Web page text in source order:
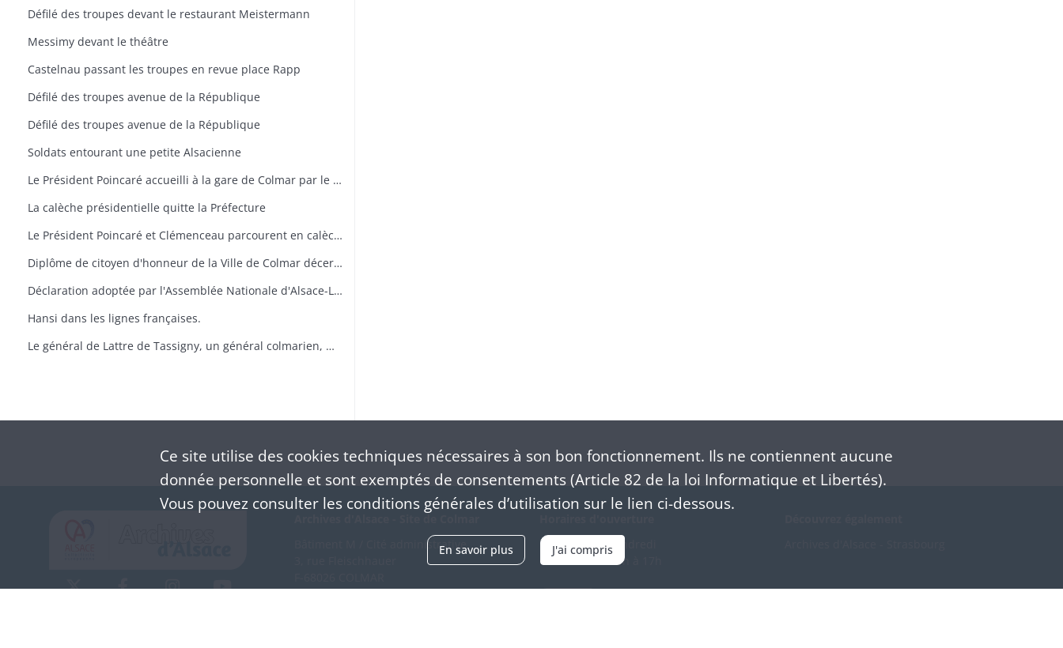
Défilé des troupes devant le restaurant Meistermann
Messimy devant le théâtre
Castelnau passant les troupes en revue place Rapp
Défilé des troupes avenue de la République
Défilé des troupes avenue de la République
Soldats entourant une petite Alsacienne
Le Président Poincaré accueilli à la gare de Colmar par le général de Castelnau et Baer, adjoint au maire
La calèche présidentielle quitte la Préfecture
Le Président Poincaré et Clémenceau parcourent en calèche les rues de Colmar
Diplôme de citoyen d'honneur de la Ville de Colmar décerné au Président Poincaré
Déclaration adoptée par l'Assemblée Nationale d'Alsace-Lorraine dans sa séance du 5décembre 1918, proclamant le rattachement de l'Alsace et de la Lorraine à la France
Hansi dans les lignes françaises.
Le général de Lattre de Tassigny, un général colmarien, M. Fonlupt-Espéraber Préfet du Haut-Rhin et M. E. Richard, Maire de Colmar le 2 février 1945
Bâtiment M / Cité administrative
(+33) 3 89 21 97 00
Du mardi au vendredi
en continu de 9h à 17h
Ce site utilise des cookiestechniques nécessaires à son bon fonctionnement. Ils ne contiennent aucune
donnée personnelle et sont exemptés de consentements (Article 82 de la loi Informatique et Libertés).
Vous pouvez consulter les conditions générales d’utilisation sur le lien ci-dessous.
En savoir plus J'ai compris